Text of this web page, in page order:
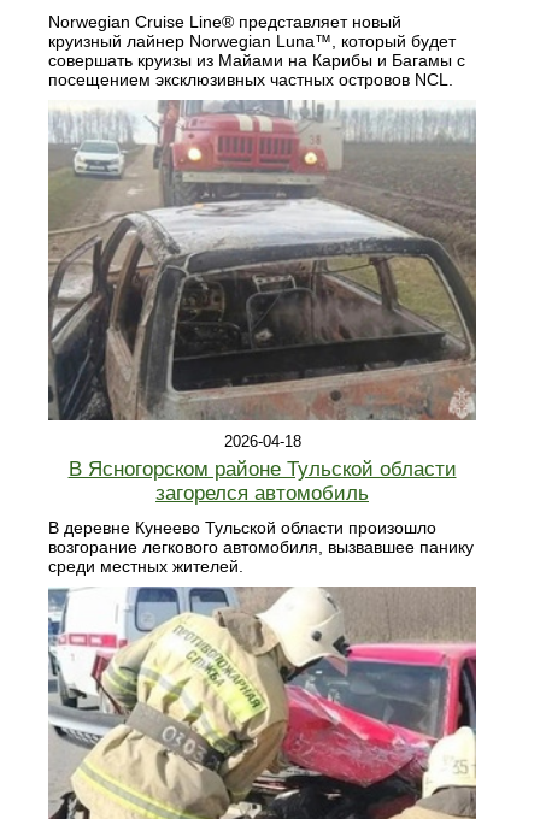
Norwegian Cruise Line® представляет новый
круизный лайнер Norwegian Luna™, который будет
совершать круизы из Майами на Карибы и Багамы с
посещением эксклюзивных частных островов NCL.
2026-04-18
В Ясногорском районе Тульской области
загорелся автомобиль
В деревне Кунеево Тульской области произошло
возгорание легкового автомобиля, вызвавшее панику
среди местных жителей.